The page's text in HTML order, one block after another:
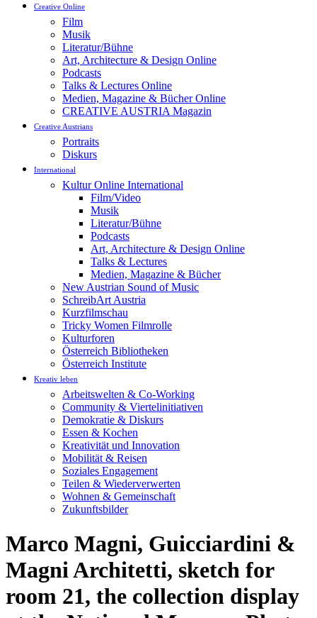
Creative Online
Film
Musik
Literatur/Bühne
Art, Architecture & Design Online
Podcasts
Talks & Lectures Online
Medien, Magazine & Bücher Online
CREATIVE AUSTRIA Magazin
Creative Austrians
Portraits
Diskurs
International
Kultur Online International
Film/Video
Musik
Literatur/Bühne
Podcasts
Art, Architecture & Design Online
Talks & Lectures
Medien, Magazine & Bücher
New Austrian Sound of Music
SchreibArt Austria
Kurzfilmschau
Tricky Women Filmrolle
Kulturforen
Österreich Bibliotheken
Österreich Institute
Kreativ leben
Arbeitswelten & Co-Working
Community & Viertelinitiativen
Demokratie & Diskurs
Essen & Kochen
Kreativität und Innovation
Mobilität & Reisen
Soziales Engagement
Teilen & Wiederverwerten
Wohnen & Gemeinschaft
Zukunftsbilder
Marco Magni, Guicciardini &
Magni Architetti, sketch for
room 21, the collection display